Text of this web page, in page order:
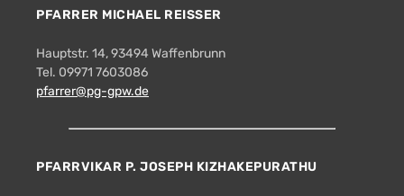
PFARRER MICHAEL REISSER
Hauptstr. 14, 93494 Waffenbrunn
Tel. 09971 7603086
pfarrer@pg-gpw.de
PFARRVIKAR P. JOSEPH KIZHAKEPURATHU